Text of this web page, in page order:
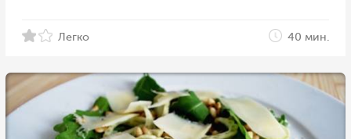
Легко 40 мин.